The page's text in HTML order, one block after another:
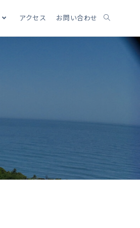
アクセス お問い合わせ